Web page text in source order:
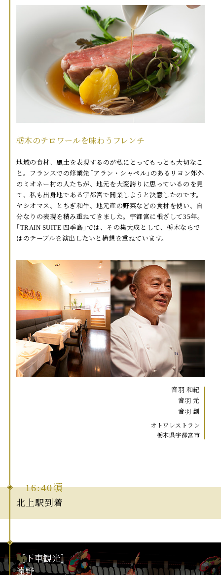
栃木のテロワールを味わうフレンチ
地域の食材、風土を表現するのが私にとってもっとも大切なこ
と。フランスでの修業先｢アラン・シャペル｣のあるリヨン郊外
のミオネー村の人たちが、地元を大変誇りに思っているのを見
て、私も出身地である宇都宮で開業しようと決意したのです。
ヤシオマス、とちぎ和牛、地元産の野菜などの食材を使い、自
分なりの表現を積み重ねてきました。宇都宮に根ざして35年。
｢TRAIN SUITE 四季島｣では、その集大成として、栃木ならで
はのテーブルを演出したいと構想を重ねています。
音羽 和紀
音羽 元
音羽 創
オトワレストラン
栃木県宇都宮市
16:40頃
北上駅到着
［下車観光］
遠野